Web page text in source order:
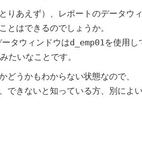
りあえず）、レポートのデータウ
とはできるのでしょうか。
タウィンドウはd_emp01を使用し
たいなことです。
どうかもわからない状態なので、
できないと知っている方、別によ